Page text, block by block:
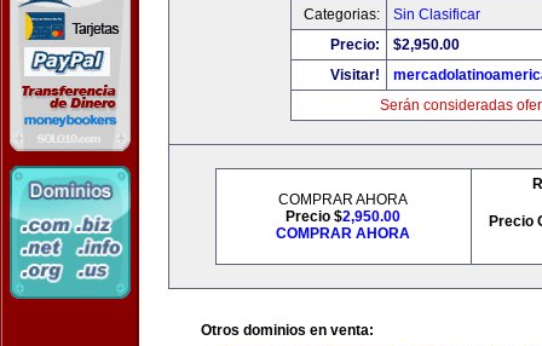
Categorias:
Sin Clasificar
Precio:
$2,950.00
Visitar!
Serán consideradas
COMPRAR AHORA
Precio $2,950.00
COMPRAR AHORA
Precio
Otros dominios en venta: